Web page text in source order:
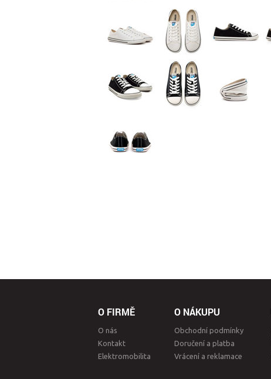
O FIRMĚ
O nás
Kontakt
Elektromobilita
O NÁKUPU
Obchodní podmínky
Doručení a platba
Vrácení a reklamace